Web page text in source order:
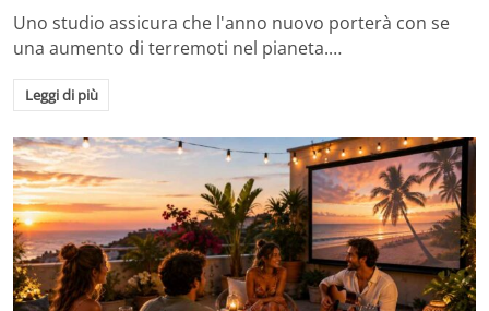
Uno studio assicura che l'anno nuovo porterà con se
una aumento di terremoti nel pianeta.…
Leggi di più